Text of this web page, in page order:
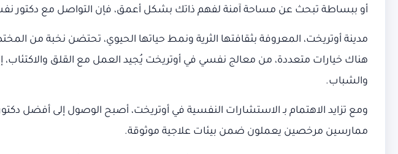
أو ببساطة تبحث عن مساحة آمنة لفهم ذاتك بشكل أعمق، فإن التواصل مع دكتور
مدينة أوتريخت، المعروفة بثقافتها الثرية ونمط حياتها الحيوي، تحتضن نخبة من
هناك خيارات متعددة، من معالج نفسي في أوتريخت يُجيد العمل مع القلق
والشباب.
ومع تزايد الاهتمام بـ الاستشارات النفسية في أوتريخت، أصبح الوصول إلى
ممارسين مرخصين يعملون ضمن بيئات علاجية موثوقة.